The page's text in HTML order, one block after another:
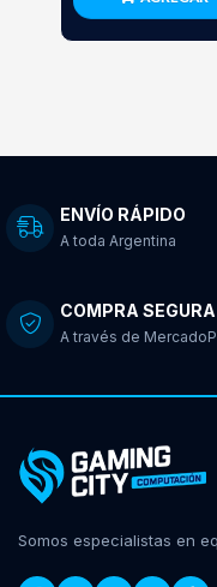
ENVÍO RÁPIDO
A toda Argentina
COMPRA SEGURA
A través de
Somos especialistas en